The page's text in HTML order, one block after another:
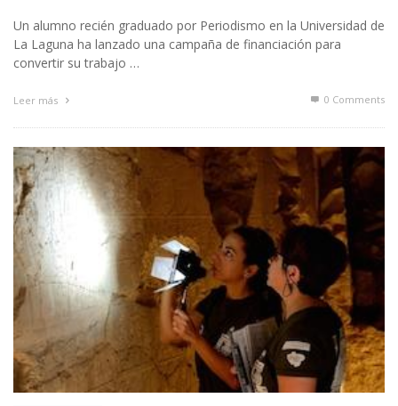
Un alumno recién graduado por Periodismo en la Universidad de
La Laguna ha lanzado una campaña de financiación para
convertir su trabajo …
Leer más 0 Comments